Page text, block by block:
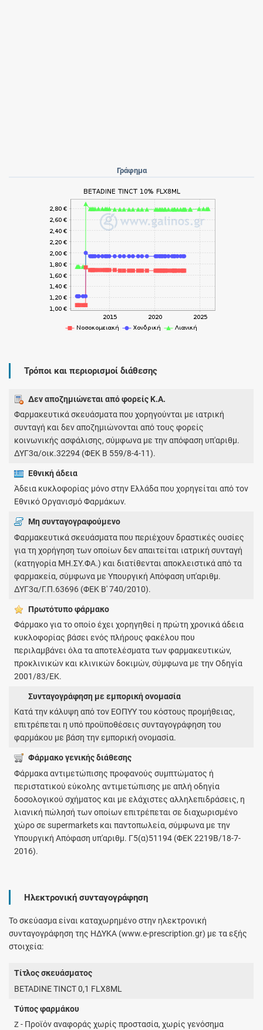
Γράφημα
Τρόποι και περιορισμοί διάθεσης
Δεν αποζημιώνεται από φορείς Κ.Α.
Φαρμακευτικά σκευάσματα που χορηγούνται με ιατρική
συνταγή και δεν αποζημιώνονται από τους φορείς
κοινωνικής ασφάλισης, σύμφωνα με την απόφαση υπ'αριθμ.
ΔΥΓ3α/οικ.32294 (ΦΕΚ Β 559/8-4-11).
Εθνική άδεια
Άδεια κυκλοφορίας μόνο στην Ελλάδα που χορηγείται από τον
Εθνικό Οργανισμό Φαρμάκων.
Μη συνταγογραφούμενο
Φαρμακευτικά σκευάσματα που περιέχουν δραστικές ουσίες
για τη χορήγηση των οποίων δεν απαιτείται ιατρική συνταγή
(κατηγορία ΜΗ.ΣΥ.ΦΑ.) και διατίθενται αποκλειστικά από τα
φαρμακεία, σύμφωνα με Υπουργική Απόφαση υπ'αριθμ.
ΔΥΓ3α/Γ.Π.63696 (ΦΕΚ Β' 740/2010).
Πρωτότυπο φάρμακo
Φάρμακο για το οποίο έχει χορηγηθεί η πρώτη χρονικά άδεια
κυκλοφορίας βάσει ενός πλήρους φακέλου που
περιλαμβάνει όλα τα αποτελέσματα των φαρμακευτικών,
προκλινικών και κλινικών δοκιμών, σύμφωνα με την Οδηγία
2001/83/ΕΚ.
Συνταγογράφηση με εμπορική ονομασία
Κατά την κάλυψη από τον ΕΟΠΥΥ του κόστους προμήθειας,
επιτρέπεται η υπό προϋποθέσεις συνταγογράφηση του
φαρμάκου με βάση την εμπορική ονομασία.
Φάρμακο γενικής διάθεσης
Φάρμακα αντιμετώπισης προφανούς συμπτώματος ή
περιστατικού εύκολης αντιμετώπισης με απλή οδηγία
δοσολογικού σχήματος και με ελάχιστες αλληλεπιδράσεις, η
λιανική πώλησή των οποίων επιτρέπεται σε διαχωρισμένο
χώρο σε supermarkets και παντοπωλεία, σύμφωνα με την
Υπουργική Απόφαση υπ'αριθμ. Γ5(α)51194 (ΦΕΚ 2219Β/18-7-
2016).
Ηλεκτρονική συνταγογράφηση
Το σκεύασμα είναι καταχωρημένο στην ηλεκτρονική
συνταγογράφηση της ΗΔΥΚΑ (www.e-prescription.gr) με τα εξής
στοιχεία:
Τίτλος σκευάσματος
BETADINE TINCT 0,1 FLX8ML
Τύπος φαρμάκου
Z - Προϊόν αναφοράς χωρίς προστασία, χωρίς γενόσημα